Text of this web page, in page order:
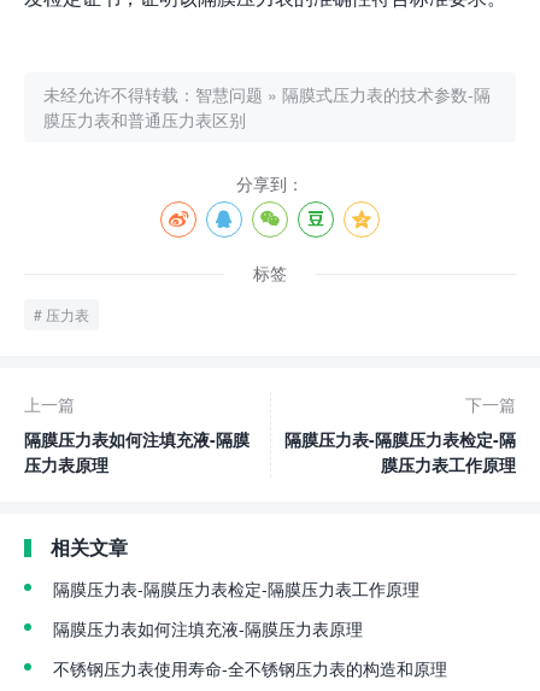
未经允许不得转载： 智慧问题 » 隔膜式压力表的技术参数-隔
膜压力表和普通压力表区别
分享到：
标签
压力表
上一篇
隔膜压力表如何注填充液-隔膜
压力表原理
下一篇
隔膜压力表-隔膜压力表检定-隔
膜压力表工作原理
相关文章
隔膜压力表-隔膜压力表检定-隔膜压力表工作原理
隔膜压力表如何注填充液-隔膜压力表原理
不锈钢压力表使用寿命-全不锈钢压力表的构造和原理